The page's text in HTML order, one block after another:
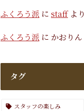
ふくろう派 に staffより
ふくろう派 に かおりん
タグ
スタッフの楽しみ